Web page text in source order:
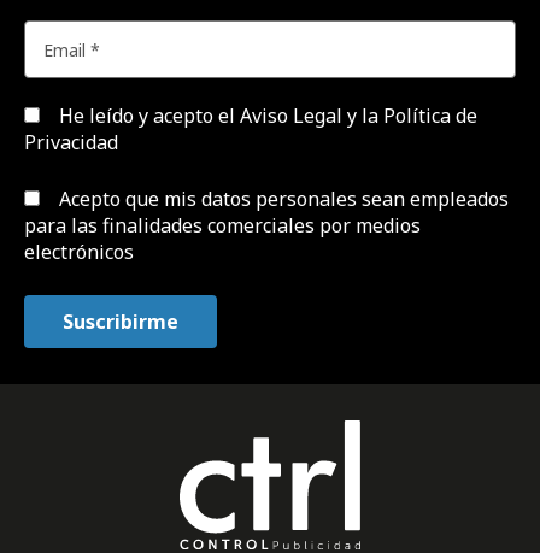
He leído y acepto el Aviso Legal y la Política de
Privacidad
Acepto que mis datos personales sean empleados
para las finalidades comerciales por medios
electrónicos